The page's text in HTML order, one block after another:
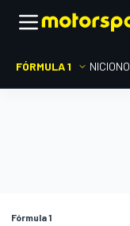
FÓRMULA 1 INICIO
Fórmula 1